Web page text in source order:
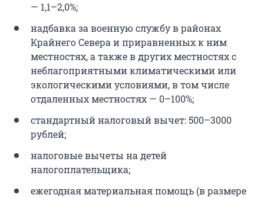
— 1,1–2,0%;
надбавка за военную службу в районах
Крайнего Севера и приравненных к ним
местностях, а также в других местностях с
неблагоприятными климатическими или
экологическими условиями, в том числе
отдаленных местностях — 0–100%;
стандартный налоговый вычет: 500–3000
рублей;
налоговые вычеты на детей
налогоплательщика;
ежегодная материальная помощь (в размере